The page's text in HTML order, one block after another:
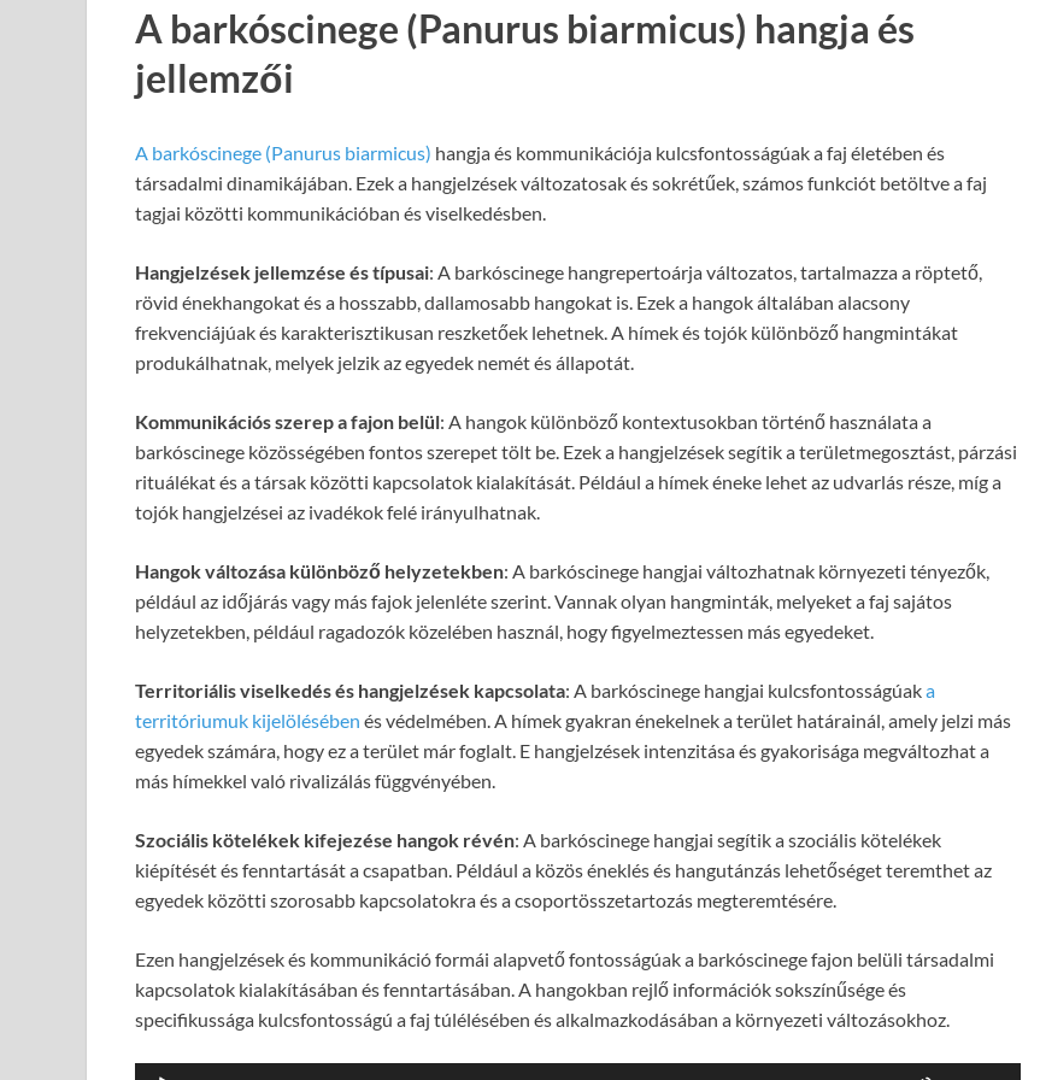
A barkóscinege (Panurus biarmicus) hangja és
jellemzői
A barkóscinege (Panurus biarmicus) hangja és kommunikációja kulcsfontosságúak a faj életében és
társadalmi dinamikájában. Ezek a hangjelzések változatosak és sokrétűek, számos funkciót betöltve a faj
tagjai közötti kommunikációban és viselkedésben.
Hangjelzések jellemzése és típusai: A barkóscinege hangrepertoárja változatos, tartalmazza a röptető,
rövid énekhangokat és a hosszabb, dallamosabb hangokat is. Ezek a hangok általában alacsony
frekvenciájúak és karakterisztikusan reszketőek lehetnek. A hímek és tojók különböző hangmintákat
produkálhatnak, melyek jelzik az egyedek nemét és állapotát.
Kommunikációs szerep a fajon belül: A hangok különböző kontextusokban történő használata a
barkóscinege közösségében fontos szerepet tölt be. Ezek a hangjelzések segítik a területmegosztást, párzási
rituálékat és a társak közötti kapcsolatok kialakítását. Például a hímek éneke lehet az udvarlás része, míg a
tojók hangjelzései az ivadékok felé irányulhatnak.
Hangok változása különböző helyzetekben: A barkóscinege hangjai változhatnak környezeti tényezők,
például az időjárás vagy más fajok jelenléte szerint. Vannak olyan hangminták, melyeket a faj sajátos
helyzetekben, például ragadozók közelében használ, hogy figyelmeztessen más egyedeket.
Territoriális viselkedés és hangjelzések kapcsolata: A barkóscinege hangjai kulcsfontosságúaka
territóriumuk kijelölésében és védelmében. A hímek gyakran énekelnek a terület határainál, amely jelzi más
egyedek számára, hogy ez a terület már foglalt. E hangjelzések intenzitása és gyakorisága megváltozhat a
más hímekkel való rivalizálás függvényében.
Szociális kötelékek kifejezése hangok révén: A barkóscinege hangjai segítik a szociális kötelékek
kiépítését és fenntartását a csapatban. Például a közös éneklés és hangutánzás lehetőséget teremthet az
egyedek közötti szorosabb kapcsolatokra és a csoportösszetartozás megteremtésére.
Ezen hangjelzések és kommunikáció formái alapvető fontosságúak a barkóscinege fajon belüli társadalmi
kapcsolatok kialakításában és fenntartásában. A hangokban rejlő információk sokszínűsége és
specifikussága kulcsfontosságú a faj túlélésében és alkalmazkodásában a környezeti változásokhoz.